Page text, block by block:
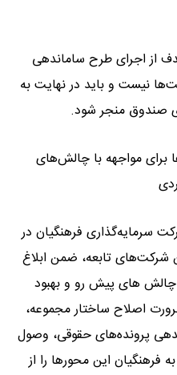
از اجرای طرح ساماندهی
نیست و باید در نهایت به
صندوق منجر شود.
برای مواجهه با چالش‌های
سرمایه‌گذاری فرهنگیان در
شرکت‌های تابعه، ضمن ابلاغ
چالش های پیش رو و بهبود
اصلاح ساختار مجموعه،
پرونده‌های حقوقی، وصول
فرهنگیان این محورها را از